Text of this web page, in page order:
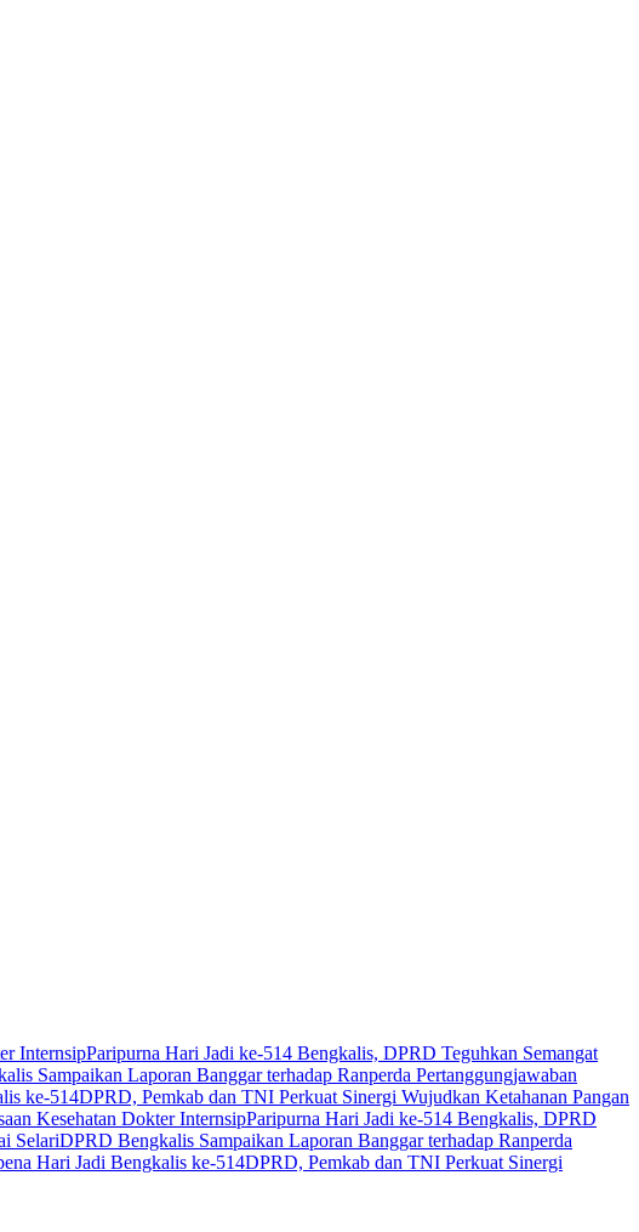
InternsipParipurna Hari Jadi ke-514 Bengkalis, DPRD Teguhkan Semangat
Sampaikan Laporan Banggar terhadap Ranperda Pertanggungjawaban
ke-514DPRD, Pemkab dan TNI Perkuat Sinergi Wujudkan Ketahanan Pangan
Kesehatan Dokter InternsipParipurna Hari Jadi ke-514 Bengkalis, DPRD
SelariDPRD Bengkalis Sampaikan Laporan Banggar terhadap Ranperda
Hari Jadi Bengkalis ke-514DPRD, Pemkab dan TNI Perkuat Sinergi